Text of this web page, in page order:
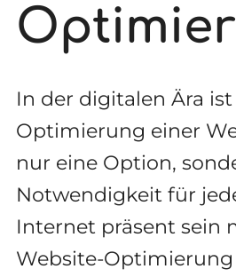
In der digitalen Ära
Optimierung einer
nur eine Option,
Notwendigkeit für
Internet präsent sein
Website-